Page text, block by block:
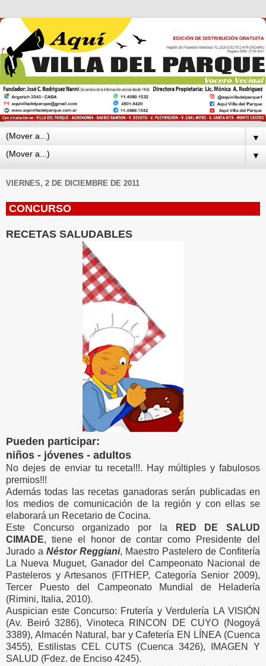
▼
▼
VIERNES, 2 DE DICIEMBRE DE 2011
CONCURSO
RECETAS SALUDABLES
Pueden participar:
niños - jóvenes - adultos
No dejes de enviar tu receta!!!. Hay múltiples y fabulosos
premios!!!
Además todas las recetas ganadoras serán publicadas en
los medios de comunicación de la región y con ellas se
elaborará un Recetario de Cocina.
Este Concurso organizado por la
RED DE SALUD
CIMADE, tiene el honor de contar como Presidente del
Jurado a Néstor Reggiani, Maestro Pastelero de Confitería
La Nueva Muguet, Ganador del Campeonato Nacional de
Pasteleros y Artesanos (FITHEP, Categoría Senior 2009),
Tercer Puesto del Campeonato Mundial de Heladería
(Rimini, Italia, 2010).
Auspician este Concurso: Frutería y Verdulería LA VISIÓN
(Av. Beiró 3286), Vinoteca RINCON DE CUYO (Nogoyá
3389), Almacén Natural, bar y Cafetería EN LÍNEA (Cuenca
3455), Estilistas CEL CUTS (Cuenca 3426), IMAGEN Y
SALUD (Fdez. de Enciso 4245).